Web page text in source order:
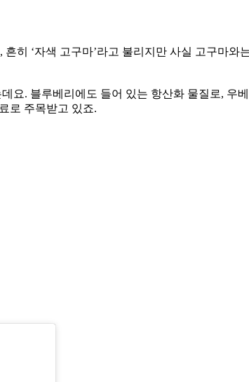
히 ‘자색 고구마’라고 불리지만 사실 고구마
요. 블루베리에도 들어 있는 항산화 물질로, 우
로 주목받고 있죠.